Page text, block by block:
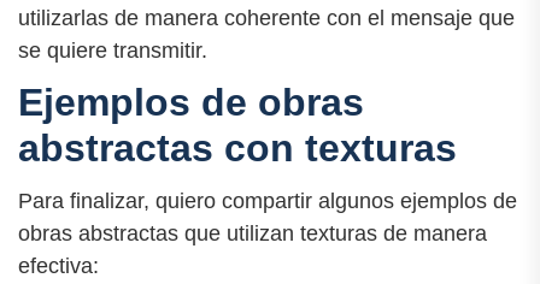
utilizarlas de manera coherente con el mensaje que
se quiere transmitir.
Ejemplos de obras
abstractas con texturas
Para finalizar, quiero compartir algunos ejemplos de
obras abstractas que utilizan texturas de manera
efectiva: